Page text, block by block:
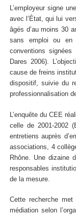
L’employeur signe
avec l’État, qui lui
âgés d’au moins 30
sans emploi ou
conventions
Dares 2006).
cause de freins
dispositif, suivie du
professionnalisation
L’enquête du CEE
celle de 2001-2002
entretiens auprès
associations, 4
Rhône. Une dizaine
responsables
de la mesure.
Cette recherche
médiation selon